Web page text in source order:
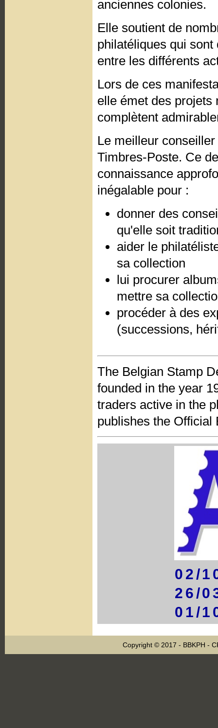
anciennes colonies.
Elle soutient de
philatéliques qui
entre les différents
Lors de ces
elle émet des projets
complètent
Le meilleur
Timbres-Poste. Ce
connaissance
inégalable pour :
donner des
qu'elle soit
aider le
sa collection
lui procurer
mettre sa
procéder à des
(successions,
The Belgian Stamp
founded in the year
traders active in the
publishes the Official
02/
26/
01/
Copyright © 2017 - BBKPH -